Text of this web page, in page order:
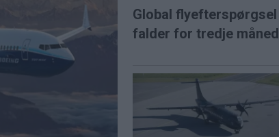
Global flyefterspørgsel
falder for tredje måned